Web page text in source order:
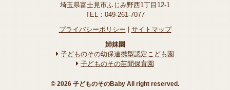
埼玉県富士見市ふじみ野西1丁目12-1
TEL：049-261-7077
プライバシーポリシー | サイトマップ
姉妹園
子どものその幼保連携型認定こども園
子どものその苗間保育園
© 2026 子どものそのBaby All right reserved.